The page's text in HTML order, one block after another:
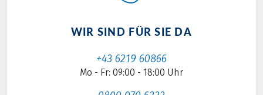
WIR SIND FÜR SIE DA
+43 6219 60866
Mo - Fr: 09:00 - 18:00 Uhr